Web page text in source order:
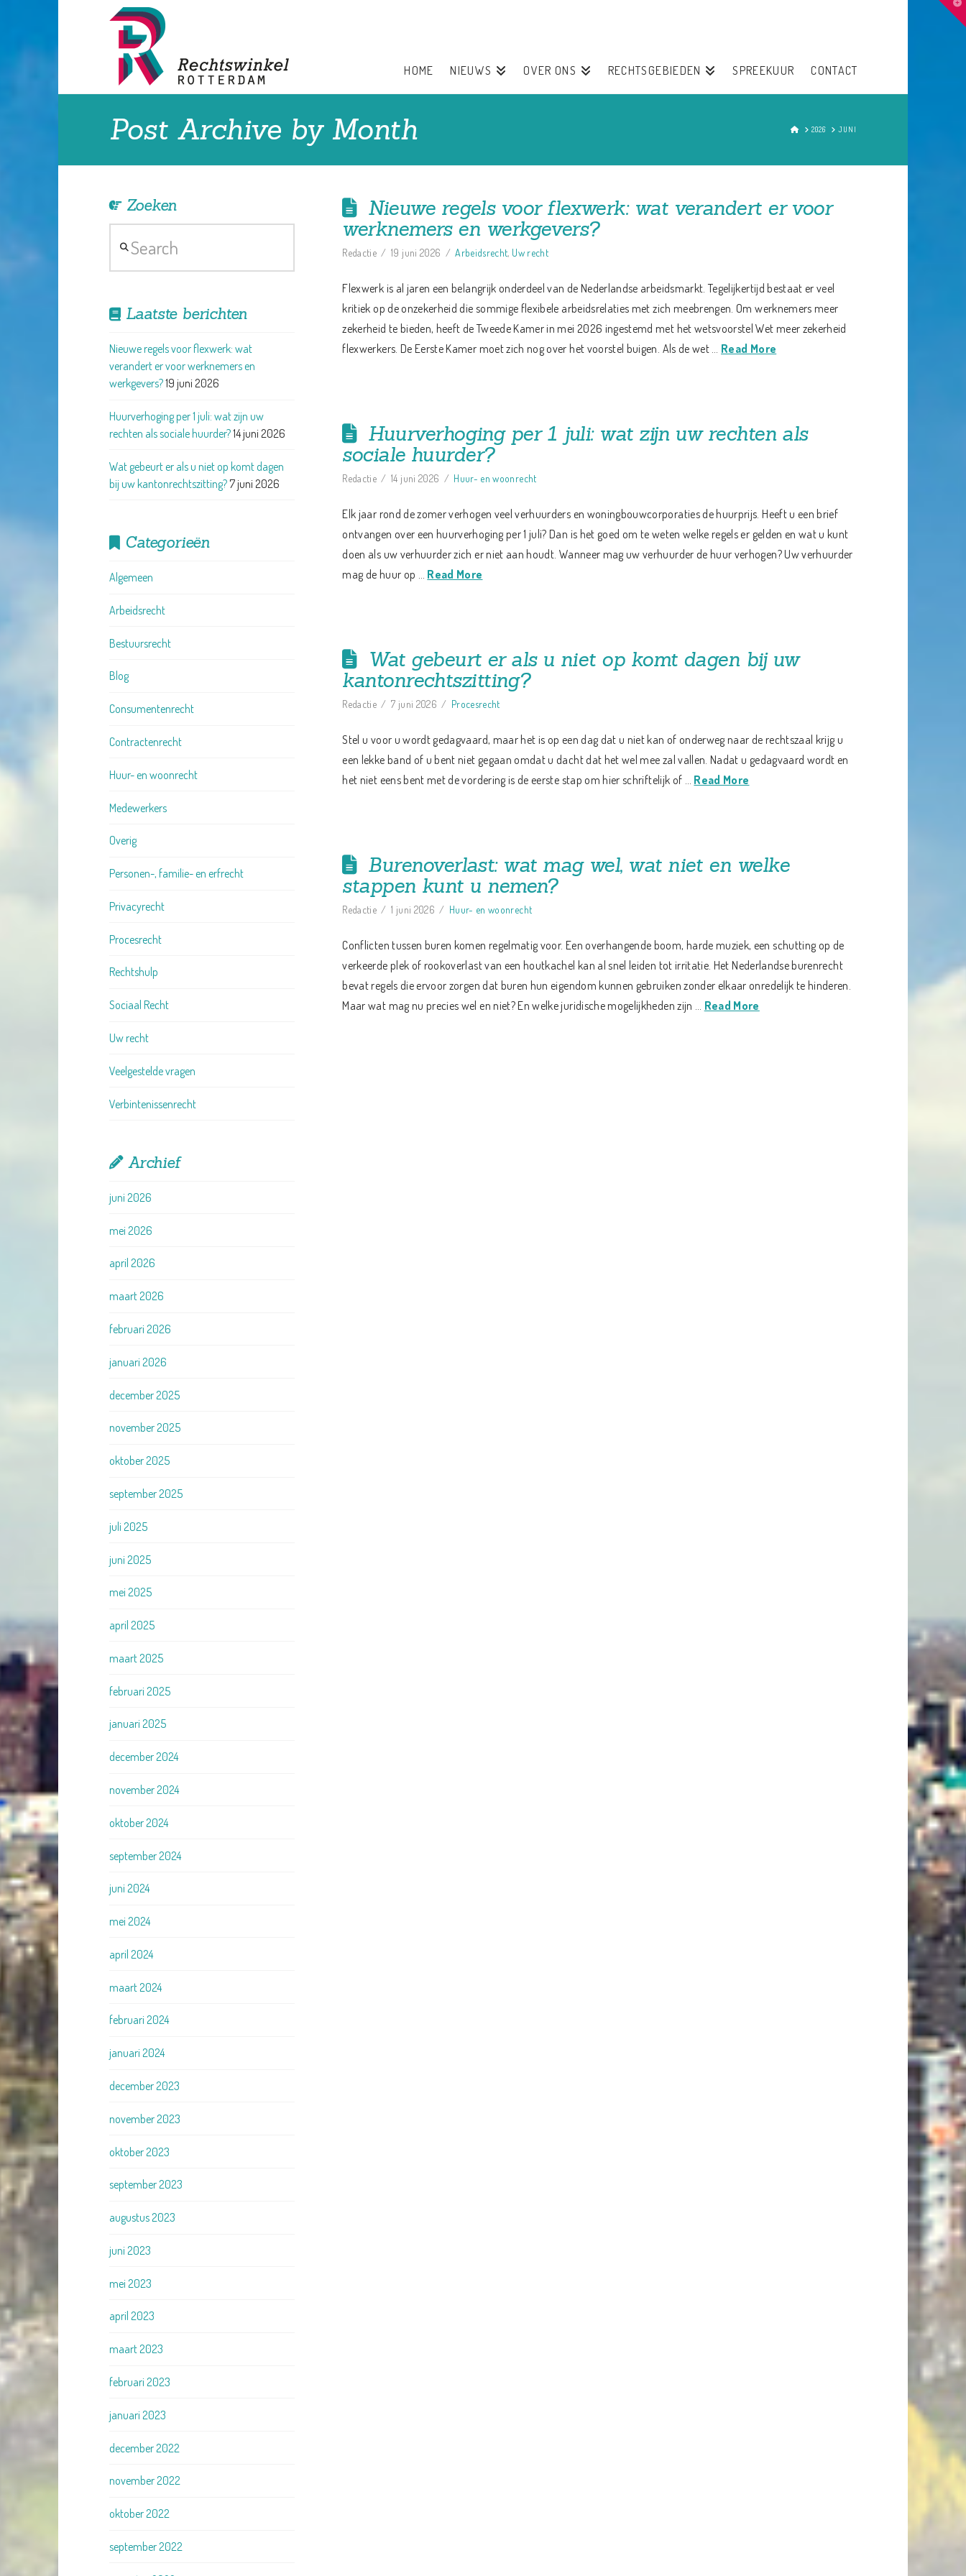
HOME NIEUWS OVER ONS RECHTSGEBIEDEN SPREEKUUR CONTACT
Post Archive by Month HOME2026 JUNI
Nieuwe regels voor flexwerk: wat verandert er voor
werknemers en werkgevers?
Redactie 19 juni 2026 Arbeidsrecht, Uw recht
Flexwerk is al jaren een belangrijk onderdeel van de Nederlandse arbeidsmarkt. Tegelijkertijd bestaat er veel
kritiek op de onzekerheid die sommige flexibele arbeidsrelaties met zich meebrengen. Om werknemers meer
zekerheid te bieden, heeft de Tweede Kamer in mei 2026 ingestemd met het wetsvoorstel Wet meer zekerheid
flexwerkers. De Eerste Kamer moet zich nog over het voorstel buigen. Als de wet … Read More
Huurverhoging per 1 juli: wat zijn uw rechten als
sociale huurder?
Redactie 14 juni 2026 Huur- en woonrecht
Elk jaar rond de zomer verhogen veel verhuurders en woningbouwcorporaties de huurprijs. Heeft u een brief
ontvangen over een huurverhoging per 1 juli? Dan is het goed om te weten welke regels er gelden en wat u kunt
doen als uw verhuurder zich er niet aan houdt. Wanneer mag uw verhuurder de huur verhogen? Uw verhuurder
mag de huur op … Read More
Wat gebeurt er als u niet op komt dagen bij uw
kantonrechtszitting?
Redactie 7 juni 2026 Procesrecht
Stel u voor u wordt gedagvaard, maar het is op een dag dat u niet kan of onderweg naar de rechtszaal krijg u
een lekke band of u bent niet gegaan omdat u dacht dat het wel mee zal vallen. Nadat u gedagvaard wordt en
het niet eens bent met de vordering is de eerste stap om hier schriftelijk of … Read More
Burenoverlast: wat mag wel, wat niet en welke
stappen kunt u nemen?
Redactie 1 juni 2026 Huur- en woonrecht
Conflicten tussen buren komen regelmatig voor. Een overhangende boom, harde muziek, een schutting op de
verkeerde plek of rookoverlast van een houtkachel kan al snel leiden tot irritatie. Het Nederlandse burenrecht
bevat regels die ervoor zorgen dat buren hun eigendom kunnen gebruiken zonder elkaar onredelijk te hinderen.
Maar wat mag nu precies wel en niet? En welke juridische mogelijkheden zijn … Read More
Zoeken
Laatste berichten
Nieuwe regels voor flexwerk: wat
verandert er voor werknemers en
werkgevers?19 juni 2026
Huurverhoging per 1 juli: wat zijn uw
rechten als sociale huurder?14 juni 2026
Wat gebeurt er als u niet op komt dagen
bij uw kantonrechtszitting?7 juni 2026
Categorieën
Algemeen
Arbeidsrecht
Bestuursrecht
Blog
Consumentenrecht
Contractenrecht
Huur- en woonrecht
Medewerkers
Overig
Personen-, familie- en erfrecht
Privacyrecht
Procesrecht
Rechtshulp
Sociaal Recht
Uw recht
Veelgestelde vragen
Verbintenissenrecht
Archief
juni 2026
mei 2026
april 2026
maart 2026
februari 2026
januari 2026
december 2025
november 2025
oktober 2025
september 2025
juli 2025
juni 2025
mei 2025
april 2025
maart 2025
februari 2025
januari 2025
december 2024
november 2024
oktober 2024
september 2024
juni 2024
mei 2024
april 2024
maart 2024
februari 2024
januari 2024
december 2023
november 2023
oktober 2023
september 2023
augustus 2023
juni 2023
mei 2023
april 2023
maart 2023
februari 2023
januari 2023
december 2022
november 2022
oktober 2022
september 2022